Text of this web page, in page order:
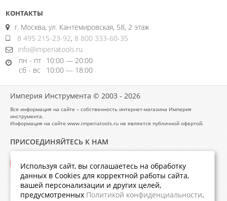
КОНТАКТЫ
г. Москва, ул. Кантемировская, 58, 2 этаж
8 495 215-23-92, 8 800 333-60-35
info@imperiatools.ru
пн - пт 10:00 — 20:00
сб - вс
10:00 — 18:00
Империя Инструмента © 2003 - 2026
Вся информация на сайте – собственность интернет-магазина Империя
инструмента.
Информация на сайте www.imperiatools.ru не является публичной офертой.
ПРИСОЕДИНЯЙТЕСЬ К НАМ
Используя сайт, вы соглашаетесь на обработку
данных в Cookies для корректной работы сайта,
вашей персонализации и других целей,
предусмотренных Политикой конфиденциальности.